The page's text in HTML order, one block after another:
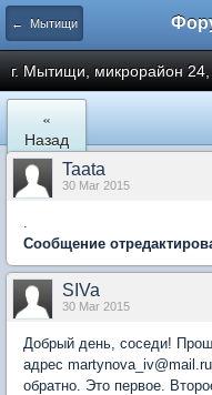
← Мытищи
г. Мытищи, микрорайон 24,
«
Назад
Taata
30 Mar 2015
.
Сообщение
SIVa
30 Mar 2015
Добрый день, соседи!
адрес
обратно. Это первое.